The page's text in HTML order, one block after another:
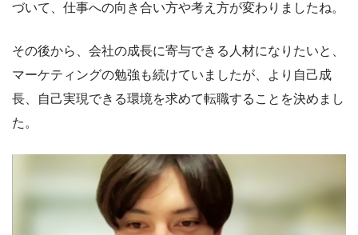
づいて、仕事への向き合い方や考え方が変わりましたね。
その後から、会社の成長に寄与できる人材になりたいと、
マーケティングの勉強も続けていましたが、より自己成
長、自己実現できる環境を求めて転職することを決めまし
た。